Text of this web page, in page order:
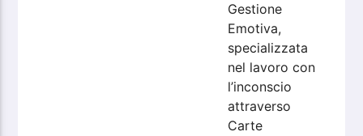
Gestione
Emotiva,
specializzata
nel lavoro con
l’inconscio
attraverso
Carte